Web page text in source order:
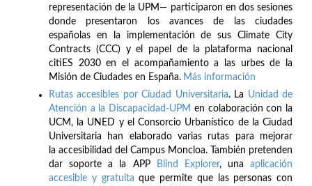
representación de la UPM— participaron en dos sesiones
donde presentaron los avances de las ciudades
españolas en la implementación de sus Climate City
Contracts (CCC) y el papel de la plataforma nacional
citiES 2030 en el acompañamiento a las urbes de la
Misión de Ciudades en España. Más información
Rutas accesibles por Ciudad Universitaria. La Unidad de
Atención a la Discapacidad-UPM en colaboración con la
UCM, la UNED y el Consorcio Urbanístico de la Ciudad
Universitaria han elaborado varias rutas para mejorar
la accesibilidad del Campus Moncloa. También pretenden
dar soporte a la APP
Blind Explorer, una aplicación
accesible y gratuita que permite que las personas con